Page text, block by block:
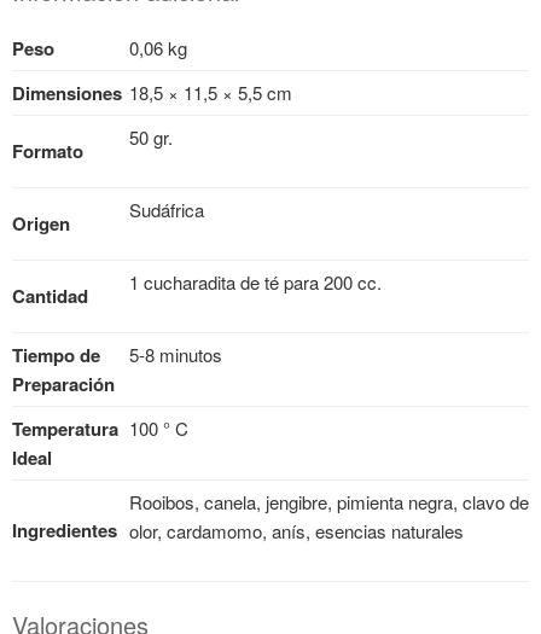
Peso 0,06 kg
Dimensiones 18,5 × 11,5 × 5,5 cm
Formato
50 gr.
Origen
Sudáfrica
Cantidad
1 cucharadita de té para 200 cc.
Tiempo de
Preparación
5-8 minutos
Temperatura
Ideal
100 ° C
Ingredientes
Rooibos, canela, jengibre, pimienta negra, clavo de
olor, cardamomo, anís, esencias naturales
Valoraciones